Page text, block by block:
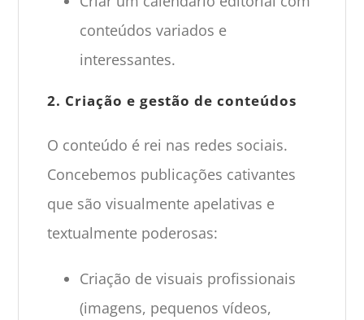
conteúdos variados e
interessantes.
2. Criação e gestão de conteúdos
O conteúdo é rei nas redes sociais.
Concebemos publicações cativantes
que são visualmente apelativas e
textualmente poderosas:
Criação de visuais profissionais
(imagens, pequenos vídeos,